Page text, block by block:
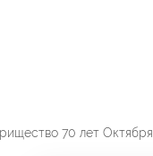
70 лет Октября